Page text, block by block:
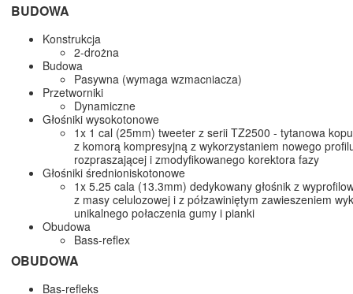
BUDOWA
Konstrukcja
2-drożna
Budowa
Pasywna (wymaga wzmacniacza)
Przetworniki
Dynamiczne
Głośniki wysokotonowe
1x 1 cal (25mm) tweeter z serii TZ2500 - tytanowa
z komorą kompresyjną z wykorzystaniem nowego
rozpraszającej i zmodyfikowanego korektora fazy
Głośniki średnioniskotonowe
1x 5.25 cala (13.3mm) dedykowany głośnik z
z masy celulozowej i z półzawiniętym zawieszeniem
unikalnego połaczenia gumy i pianki
Obudowa
Bass-reflex
OBUDOWA
Bas-refleks